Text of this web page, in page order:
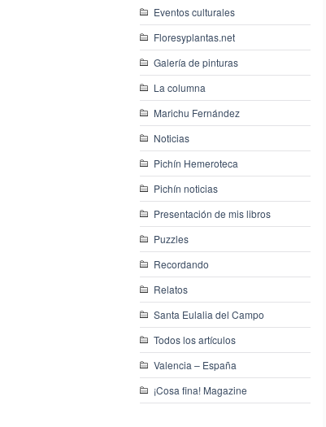
Eventos culturales
Floresyplantas.net
Galería de pinturas
La columna
Marichu Fernández
Noticias
Pichín Hemeroteca
Pichín noticias
Presentación de mis libros
Puzzles
Recordando
Relatos
Santa Eulalia del Campo
Todos los artículos
Valencia – España
¡Cosa fina! Magazine